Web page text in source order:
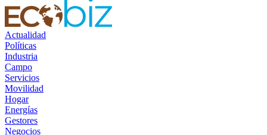
Actualidad
Políticas
Industria
Campo
Servicios
Movilidad
Hogar
Energías
Gestores
Negocios